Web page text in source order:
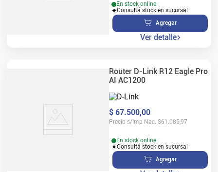
En stock online
Consultá stock en sucursal
Agregar
Ver detalle
Router D-Link R12 Eagle Pro
AI AC1200
$ 67.500,00
Precio s/Imp Nac. $61.085,97
En stock online
Consultá stock en sucursal
Agregar